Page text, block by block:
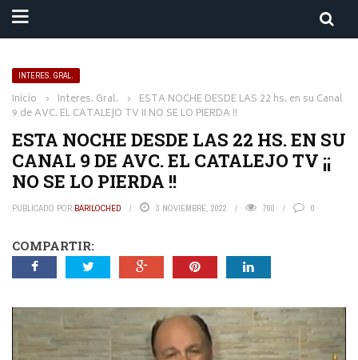
INTERES. GRAL.
Inicio › Interes. Gral. › ESTA NOCHE DESDE LAS 22 hs. en su Canal
9 de AVC. EL CATALEJO TV ¡¡ NO SE LO PIERDA !!
ESTA NOCHE DESDE LAS 22 HS. EN SU
CANAL 9 DE AVC. EL CATALEJO TV ¡¡
NO SE LO PIERDA !!
PUBLICADO POR BARILOCHED 3 NOVIEMBRE, 2022 760 0
COMPARTIR: